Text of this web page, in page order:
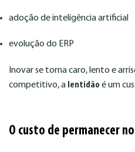
adoção de inteligência artificial
evolução do ERP
Inovar se torna caro, lento e
competitivo, a lentidão é um
O custo de permanecer